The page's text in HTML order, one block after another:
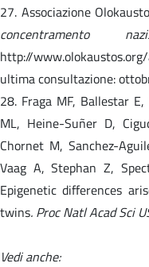
27. Associazione
concentramento
http://
ultima consultazione:
28. Fraga MF, Ballestar
ML, Heine-Suñer D,
Chornet M, Sanchez-
Vaag A, Stephan Z,
Epigenetic differences
twins. Proc Natl Acad Sci
Vedi anche: